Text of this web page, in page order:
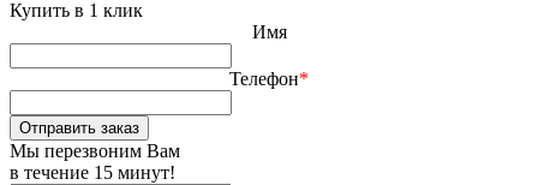
Купить в 1 клик
Имя
Телефон*
Отправить заказ
Мы перезвоним Вам
в течение 15 минут!